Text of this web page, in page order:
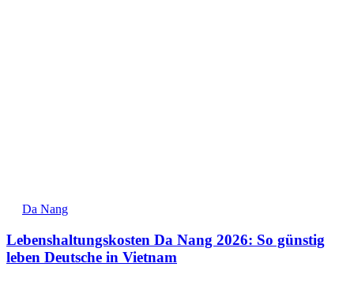
Da Nang
Lebenshaltungskosten Da Nang 2026: So günstig
leben Deutsche in Vietnam